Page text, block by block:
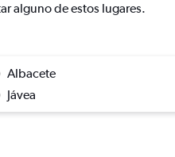
alguno de estos lugares.
Albacete
Jávea